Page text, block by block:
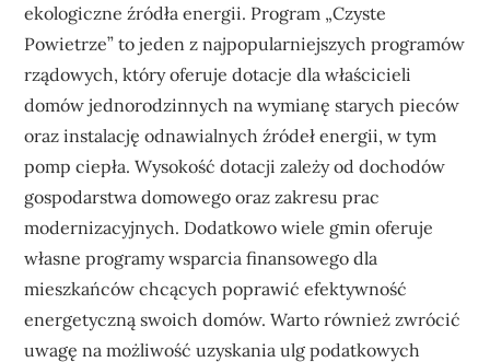
ekologiczne źródła energii. Program „Czyste
Powietrze” to jeden z najpopularniejszych programów
rządowych, który oferuje dotacje dla właścicieli
domów jednorodzinnych na wymianę starych pieców
oraz instalację odnawialnych źródeł energii, w tym
pomp ciepła. Wysokość dotacji zależy od dochodów
gospodarstwa domowego oraz zakresu prac
modernizacyjnych. Dodatkowo wiele gmin oferuje
własne programy wsparcia finansowego dla
mieszkańców chcących poprawić efektywność
energetyczną swoich domów. Warto również zwrócić
uwagę na możliwość uzyskania ulg podatkowych